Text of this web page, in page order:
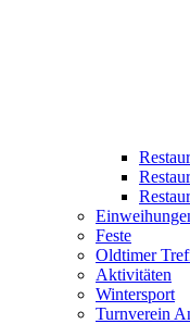
Feste
Oldtimer
Aktivitäten
Wintersport
Turnverein